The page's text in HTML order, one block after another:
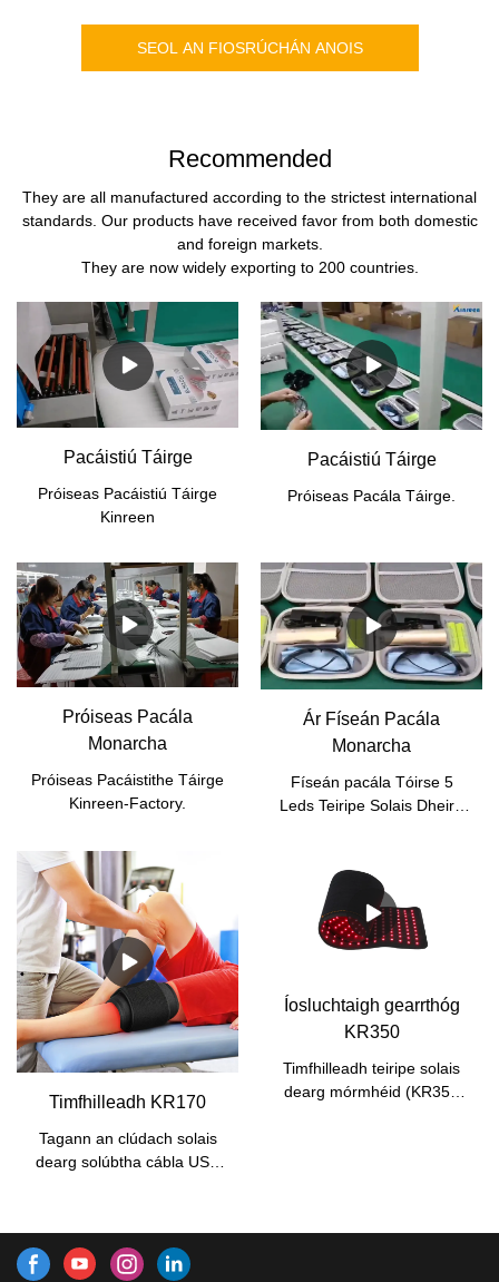
SEOL AN FIOSRÚCHÁN ANOIS
Recommended
They are all manufactured according to the strictest international
standards. Our products have received favor from both domestic
and foreign markets.
They are now widely exporting to 200 countries.
Pacáistiú Táirge
Próiseas Pacáistiú Táirge
Kinreen
Pacáistiú Táirge
Próiseas Pacála Táirge.
Próiseas Pacála
Monarcha
Próiseas Pacáistithe Táirge
Kinreen-Factory.
Ár Físeán Pacála
Monarcha
Físeán pacála Tóirse 5
Leds Teiripe Solais Dheirg
Timfhilleadh KR170
Tagann an clúdach solais
dearg solúbtha cábla USB
úsáideora, bannaí sínte
agus póca inbhainte chun
Íosluchtaigh gearrthóg
KR350
Timfhilleadh teiripe solais
dearg mórmhéid (KR350